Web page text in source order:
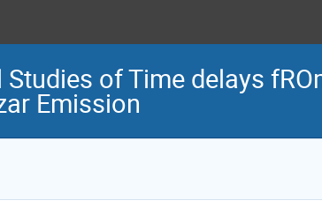
Studies of Time delays
Emission